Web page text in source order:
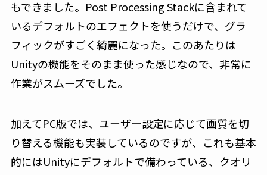
もできました。Post Processing Stackに含まれて
いるデフォルトのエフェクトを使うだけで、グラ
フィックがすごく綺麗になった。このあたりは
Unityの機能をそのまま使った感じなので、非常に
作業がスムーズでした。
加えてPC版では、ユーザー設定に応じて画質を切
り替える機能も実装しているのですが、これも基本
的にはUnityにデフォルトで備わっている、クオリ